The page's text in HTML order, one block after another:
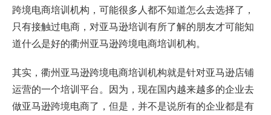
跨境电商培训机构，可能很多人都不知道怎么去选择了，
只有接触过电商，对亚马逊培训有所了解的朋友才可能知
道什么是好的衢州亚马逊跨境电商培训机构。
其实，衢州亚马逊跨境电商培训机构就是针对亚马逊店铺
运营的一个培训平台。因为，现在国内越来越多的企业去
做亚马逊跨境电商了，但是，并不是说所有的企业都是有